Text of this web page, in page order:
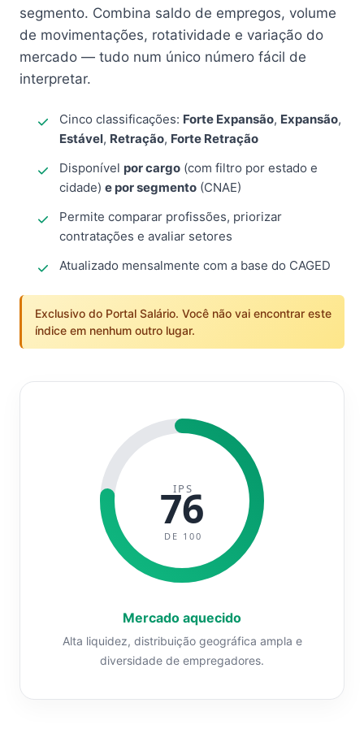
segmento. Combina saldo de empregos, volume
de movimentações, rotatividade e variação do
mercado — tudo num único número fácil de
interpretar.
Cinco classificações: Forte Expansão, Expansão,
Estável, Retração, Forte Retração
Disponível por cargo (com filtro por estado e
cidade) e por segmento (CNAE)
Permite comparar profissões, priorizar
contratações e avaliar setores
Atualizado mensalmente com a base do CAGED
Exclusivo do Portal Salário. Você não vai encontrar este
índice em nenhum outro lugar.
IPS
76
DE 100
Mercado aquecido
Alta liquidez, distribuição geográfica ampla e
diversidade de empregadores.